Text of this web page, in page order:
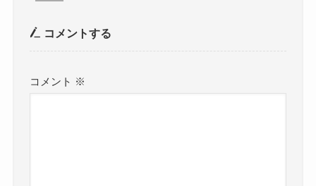
コメントする
コメント ※